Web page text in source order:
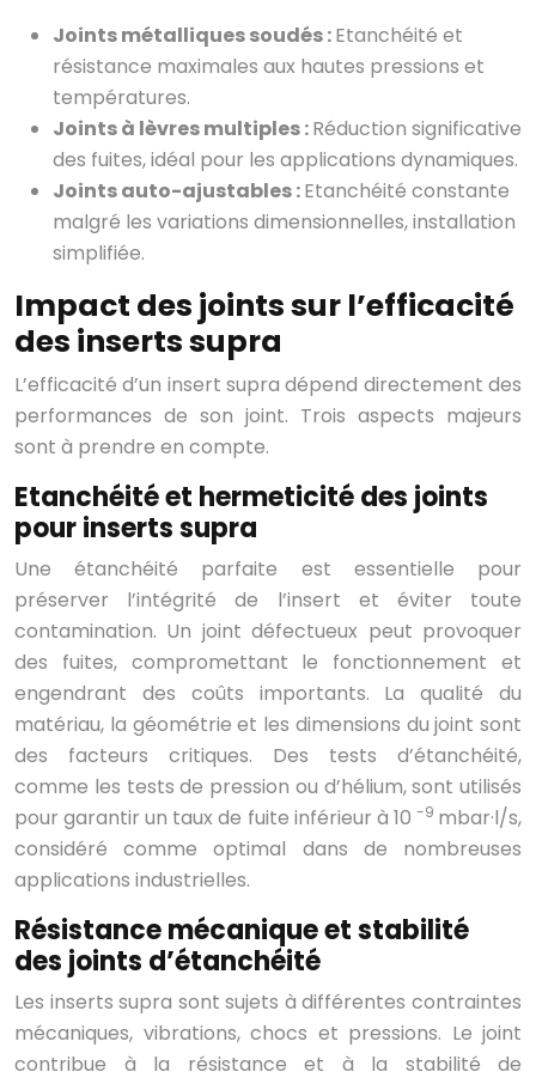
Joints métalliques soudés :Etanchéité et
résistance maximales aux hautes pressions et
températures.
Joints à lèvres multiples :Réduction significative
des fuites, idéal pour les applications dynamiques.
Joints auto-ajustables :Etanchéité constante
malgré les variations dimensionnelles, installation
simplifiée.
Impact des joints sur l’efficacité
des inserts supra
L’efficacité d’un insert supra dépend directement des
performances de son joint. Trois aspects majeurs
sont à prendre en compte.
Etanchéité et hermeticité des joints
pour inserts supra
Une étanchéité parfaite est essentielle pour
préserver l’intégrité de l’insert et éviter toute
contamination. Un joint défectueux peut provoquer
des fuites, compromettant le fonctionnement et
engendrant des coûts importants. La qualité du
matériau, la géométrie et les dimensions du joint sont
des facteurs critiques. Des tests d’étanchéité,
comme les tests de pression ou d’hélium, sont utilisés
pour garantir un taux de fuite inférieur à 10 -9 mbar·l/s,
considéré comme optimal dans de nombreuses
applications industrielles.
Résistance mécanique et stabilité
des joints d’étanchéité
Les inserts supra sont sujets à différentes contraintes
mécaniques, vibrations, chocs et pressions. Le joint
contribue à la résistance et à la stabilité de